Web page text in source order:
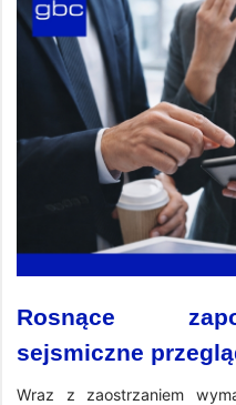
Rosnące
sejsmiczne
Wraz z zaostrzaniem